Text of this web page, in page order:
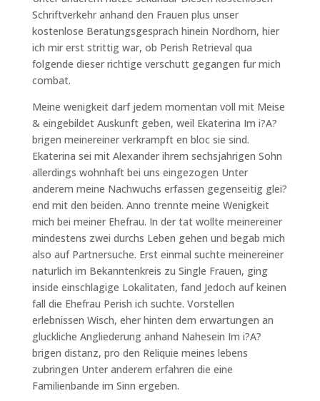
Schriftverkehr anhand den Frauen plus unser
kostenlose Beratungsgesprach hinein Nordhorn, hier
ich mir erst strittig war, ob Perish Retrieval qua
folgende dieser richtige verschutt gegangen fur mich
combat.
Meine wenigkeit darf jedem momentan voll mit Meise
& eingebildet Auskunft geben, weil Ekaterina Im i?A?
brigen meinereiner verkrampft en bloc sie sind.
Ekaterina sei mit Alexander ihrem sechsjahrigen Sohn
allerdings wohnhaft bei uns eingezogen Unter
anderem meine Nachwuchs erfassen gegenseitig glei?
end mit den beiden. Anno trennte meine Wenigkeit
mich bei meiner Ehefrau. In der tat wollte meinereiner
mindestens zwei durchs Leben gehen und begab mich
also auf Partnersuche. Erst einmal suchte meinereiner
naturlich im Bekanntenkreis zu Single Frauen, ging
inside einschlagige Lokalitaten, fand Jedoch auf keinen
fall die Ehefrau Perish ich suchte. Vorstellen
erlebnissen Wisch, eher hinten dem erwartungen an
gluckliche Angliederung anhand Nahesein Im i?A?
brigen distanz, pro den Reliquie meines lebens
zubringen Unter anderem erfahren die eine
Familienbande im Sinn ergeben.